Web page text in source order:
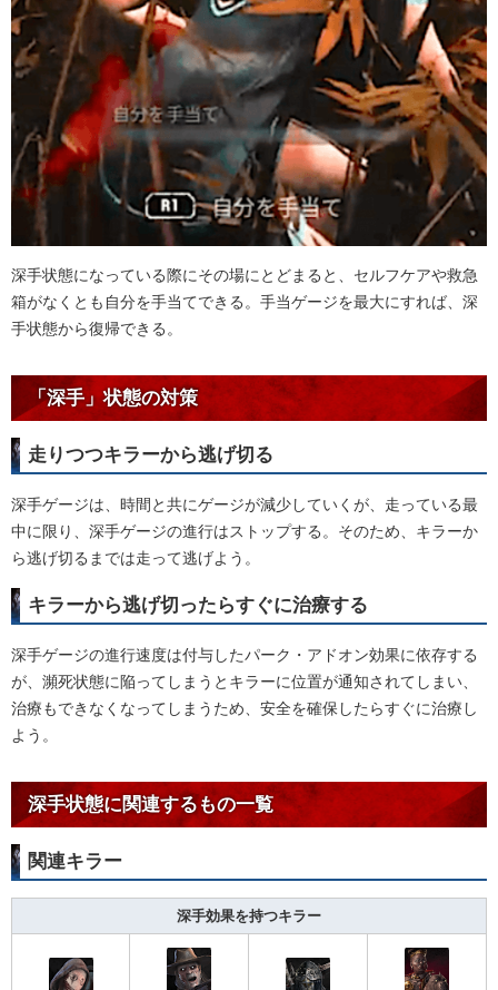
深手状態になっている際にその場にとどまると、セルフケアや救急
箱がなくとも自分を手当てできる。手当ゲージを最大にすれば、深
手状態から復帰できる。
「深手」状態の対策
走りつつキラーから逃げ切る
深手ゲージは、時間と共にゲージが減少していくが、走っている最
中に限り、深手ゲージの進行はストップする。そのため、キラーか
ら逃げ切るまでは走って逃げよう。
キラーから逃げ切ったらすぐに治療する
深手ゲージの進行速度は付与したパーク・アドオン効果に依存する
が、瀕死状態に陥ってしまうとキラーに位置が通知されてしまい、
治療もできなくなってしまうため、安全を確保したらすぐに治療し
よう。
深手状態に関連するもの一覧
関連キラー
深手効果を持つキラー